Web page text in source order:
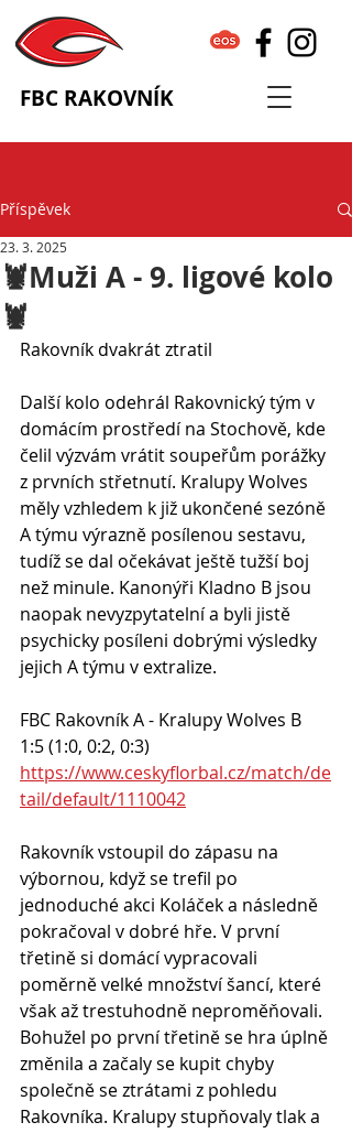
FBC RAKOVNÍK
Příspěvek
🦞Muži A - 9. ligové kolo
🦞
23. 3. 2025
Rakovník dvakrát ztratil
Další kolo odehrál Rakovnický tým v
domácím prostředí na Stochově, kde
čelil výzvám vrátit soupeřům porážky
z prvních střetnutí. Kralupy Wolves
měly vzhledem k již ukončené sezóně
A týmu výrazně posílenou sestavu,
tudíž se dal očekávat ještě tužší boj
než minule. Kanonýři Kladno B jsou
naopak nevyzpytatelní a byli jistě
psychicky posíleni dobrými výsledky
jejich A týmu v extralize.
FBC Rakovník A - Kralupy Wolves B
1:5 (1:0, 0:2, 0:3)
https://www.ceskyflorbal.cz/match/de
tail/default/1110042
Rakovník vstoupil do zápasu na
výbornou, když se trefil po
jednoduché akci Koláček a následně
pokračoval v dobré hře. V první
třetině si domácí vypracovali
poměrně velké množství šancí, které
však až trestuhodně neproměňovali.
Bohužel po první třetině se hra úplně
změnila a začaly se kupit chyby
společně se ztrátami z pohledu
Rakovníka. Kralupy stupňovaly tlak a